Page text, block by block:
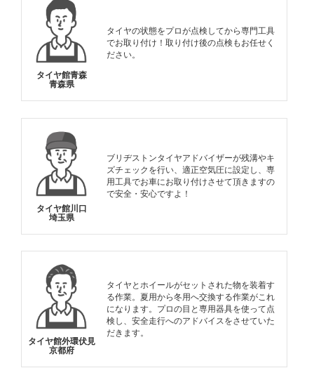
タイヤ館青森
青森県
タイヤの状態をプロが点検してから専門工具
でお取り付け！取り付け後の点検もお任せく
ださい。
タイヤ館川口
埼玉県
ブリヂストンタイヤアドバイザーが残溝やキ
ズチェックを行い、適正空気圧に設定し、専
用工具でお車にお取り付けさせて頂きますの
で安全・安心ですよ！
タイヤ館外環伏見
京都府
タイヤとホイールがセットされた物を装着す
る作業。夏用から冬用へ交換する作業がこれ
になります。プロの目と専用器具を使って点
検し、安全走行へのアドバイスをさせていた
だきます。